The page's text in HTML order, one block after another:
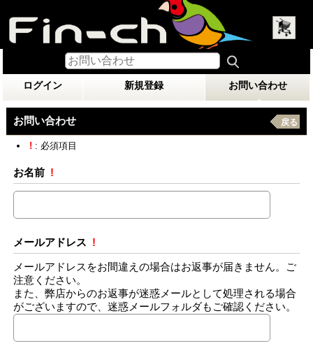
ログイン 新規登録 お問い合わせ
お問い合わせ 戻る
! : 必須項目
お名前 !
メールアドレス !
メールアドレスをお間違えの場合はお返事が届きません。ご
注意ください。
また、弊店からのお返事が迷惑メールとして処理される場合
がございますので、迷惑メールフォルダもご確認ください。